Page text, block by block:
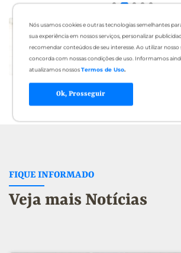
Nós usamos cookies e outras tecnologias semelhantes
sua experiência em nossos serviços, personalizar
recomendar conteúdos de seu interesse. Ao utilizar nosso
concorda com nossas condições de uso. Informamos
atualizamos nossosTermos de Uso.
Ok, Prosseguir
FIQUE INFORMADO
Veja mais Notícias